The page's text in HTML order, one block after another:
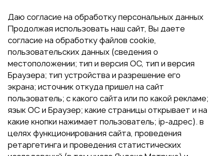
Даю согласие на обработку персональных данных
Продолжая использовать наш сайт, Вы даете
согласие на обработку файлов cookie,
пользовательских данных (сведения о
местоположении; тип и версия ОС, тип и версия
Браузера; тип устройства и разрешение его
экрана; источник откуда пришел на сайт
пользователь; с какого сайта или по какой рекламе;
язык ОС и Браузер; какие страницы открывает и на
какие кнопки нажимает пользователь; ip-адрес). в
целях функционирования сайта, проведения
ретаргетинга и проведения статистических